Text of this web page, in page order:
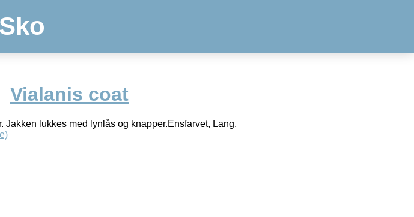
Vialanis coat
lukkes med lynlås og knapper.Ensfarvet, Lang,